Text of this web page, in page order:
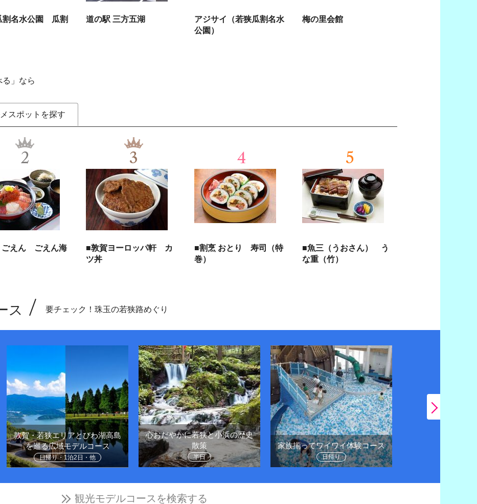
割名水公園 瓜割
道の駅 三方五湖
アジサイ（若狭瓜割名水
公園）
梅の里会館
る」なら
スポットを探す
2
ごえん ごえん海
3
■敦賀ヨーロッパ軒 カ
ツ丼
4
■割烹 おとり 寿司（特
巻）
5
■魚三（うおさん） う
な重（竹）
ス 要チェック！珠玉の若狭路めぐり
敦賀・若狭エリアとびわ湖高島
を巡る広域モデルコース
日帰り・1泊2日・他
心おだやかに若狭と小浜の歴史
散策
半日
家族揃ってワイワイ体験コース
日帰り
観光モデルコースを検索する